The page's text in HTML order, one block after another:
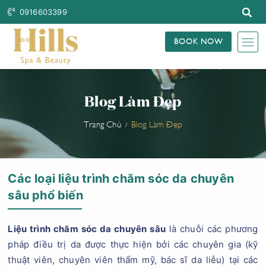
0916603399
BOOK NOW
Blog Làm Đẹp
Trang Chủ Blog Làm Đẹp
Các loại liệu trình chăm sóc da chuyên
sâu phổ biến
Liệu trình chăm sóc da chuyên sâulà chuỗi các phương
pháp điều trị da được thực hiện bởi các chuyên gia (kỹ
thuật viên, chuyên viên thẩm mỹ, bác sĩ da liễu) tại các